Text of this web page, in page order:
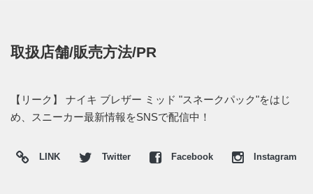
ーカーウォーズに掲載したいと思う。
取扱店舗/販売方法/PR
【リーク】 ナイキ ブレザー ミッド "スネークパック"をはじ
め、スニーカー最新情報をSNSで配信中！
LINK Twitter Facebook Instagram